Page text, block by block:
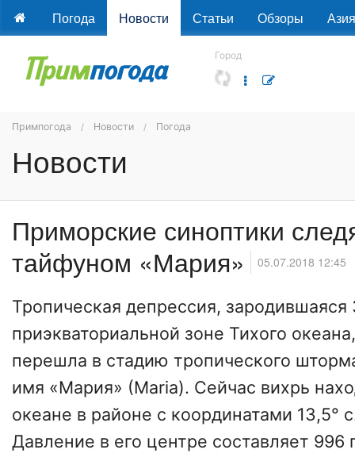
Погода Новости Статьи Обзоры Азия
Город
Примпогода Новости Погода
Новости
Приморские синоптики
тайфуном «Мария»
05.07.2018 12:45
Тропическая депрессия,
приэкваториальной зоне Тихого
перешла в стадию тропического
имя «Мария» (Мaria). Сейчас вихрь
океане в районе с координатами 13,5°
Давление в его центре составляет 996